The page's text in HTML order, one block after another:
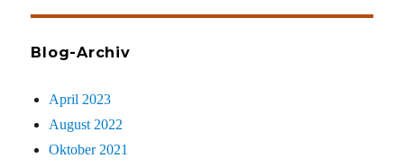
Blog-Archiv
April 2023
August 2022
Oktober 2021